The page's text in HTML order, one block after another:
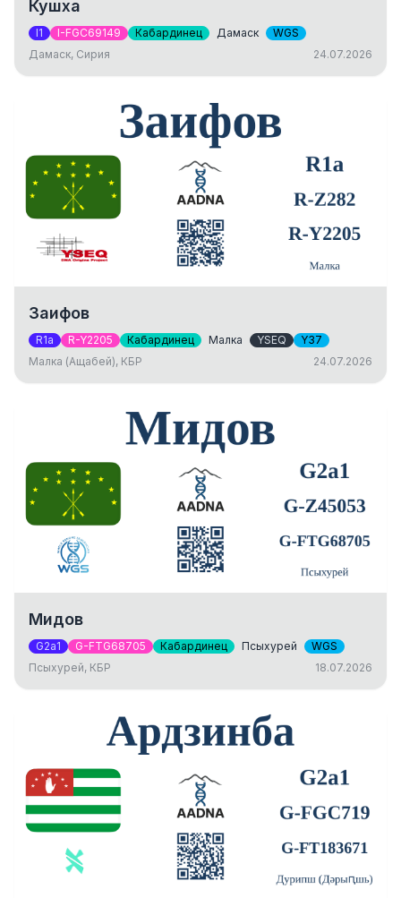
Кушха
I1 I-FGC69149 Кабардинец Дамаск
WGS
Дамаск, Сирия
24.07.2026
Заифов
R1a R-Y2205 Кабардинец Малка YSEQ
Y37
Малка (Ащабей), КБР
24.07.2026
Мидов
G2a1 G-FTG68705 Кабардинец Псыхурей
WGS
Псыхурей, КБР
18.07.2026